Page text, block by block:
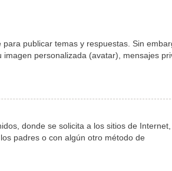
publicar temas y respuestas. Sin
personalizada (avatar), mensajes
donde se solicita a los sitios de
padres o con algún otro método de